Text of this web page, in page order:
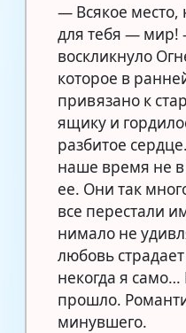
— Всякое
для тебя — мир!
воскликнуло
которое в
привязано к
ящику и
разбитое
наше время не
ее. Они так
все перестали
нимало не
любовь
некогда я
прошло.
минувшего.